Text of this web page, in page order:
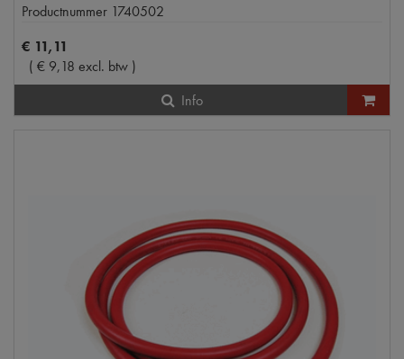
Productnummer 1740502
€ 11,11
( € 9,18 excl. btw )
Info